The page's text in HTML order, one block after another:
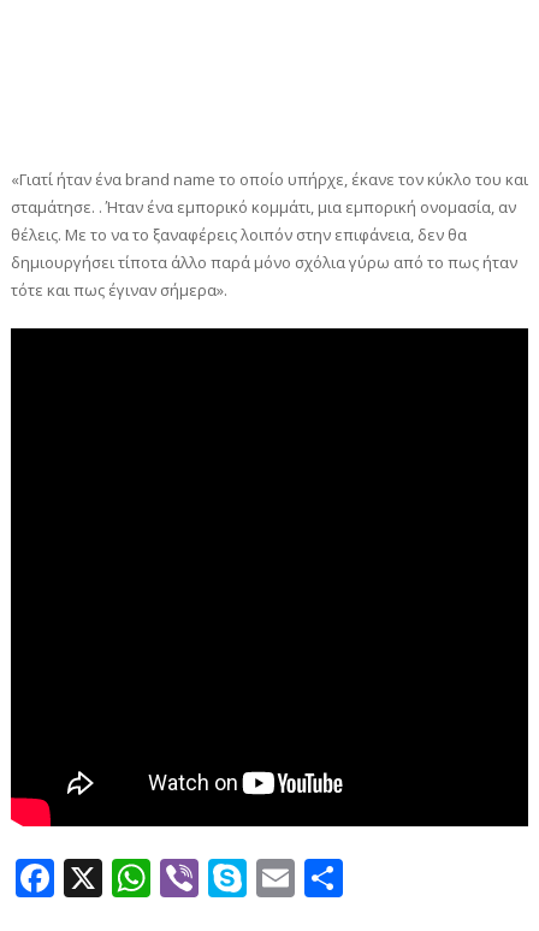
«Γιατί ήταν ένα brand name το οποίο υπήρχε, έκανε τον κύκλο του και
σταμάτησε. . Ήταν ένα εμπορικό κομμάτι, μια εμπορική ονομασία, αν
θέλεις. Με το να το ξαναφέρεις λοιπόν στην επιφάνεια, δεν θα
δημιουργήσει τίποτα άλλο παρά μόνο σχόλια γύρω από το πως ήταν
τότε και πως έγιναν σήμερα».
Facebook
X WhatsApp
ViberSkype
Email